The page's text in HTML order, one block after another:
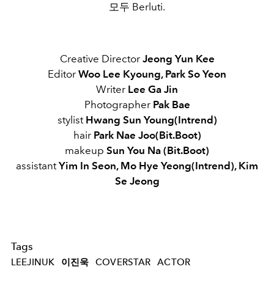
모두 Berluti.
Creative Director Jeong Yun Kee
Editor Woo Lee Kyoung, Park So Yeon
Writer Lee Ga Jin
Photographer Pak Bae
stylist Hwang Sun Young(Intrend)
hair Park Nae Joo(Bit.Boot)
makeup Sun You Na (Bit.Boot)
assistantYim In Seon, Mo Hye Yeong(Intrend), Kim
Se Jeong
Tags
LEEJINUK 이진욱 COVERSTAR ACTOR